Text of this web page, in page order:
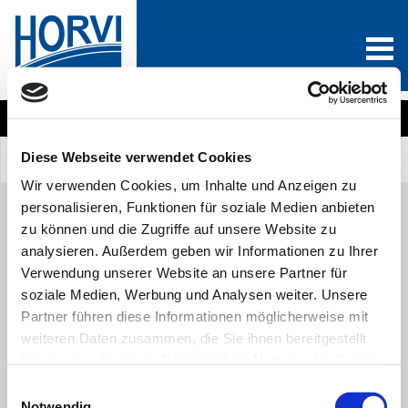
Diese Webseite verwendet Cookies
Wir verwenden Cookies, um Inhalte und Anzeigen zu
personalisieren, Funktionen für soziale Medien anbieten
zu können und die Zugriffe auf unsere Website zu
analysieren. Außerdem geben wir Informationen zu Ihrer
Verwendung unserer Website an unsere Partner für
soziale Medien, Werbung und Analysen weiter. Unsere
Partner führen diese Informationen möglicherweise mit
weiteren Daten zusammen, die Sie ihnen bereitgestellt
Cookies, wenn Sie unsere Webseite weiterhin nutzen.
Wählen Sie eine Produktkategorie
Sind Sie Neukunde? Anmelden
Alle Produkte A B C D E F G H I
J
K
L M N O P Q R S T U
W
X Y Z